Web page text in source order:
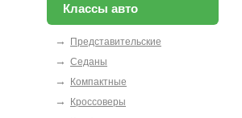
Классы авто
→ Представительские
→ Седаны
→ Компактные
→ Кроссоверы